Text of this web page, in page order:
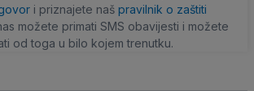
i priznajete naš pravilnik o zaštiti
možete primati SMS obavijesti i možete
od toga u bilo kojem trenutku.